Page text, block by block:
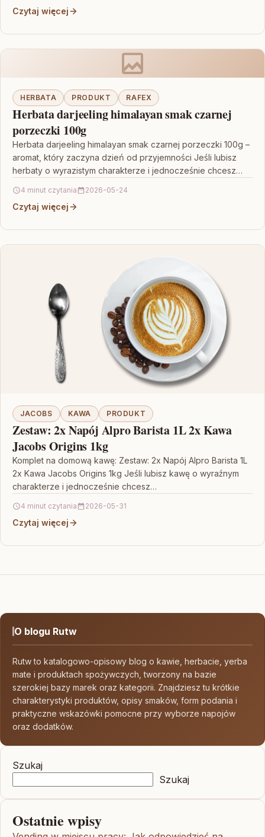
Czytaj więcej
HERBATA PRODUKT RAFEX
Herbata darjeeling himalayan smak czarnej
porzeczki 100g
Herbata darjeeling himalayan smak czarnej porzeczki 100g –
aromat, który zaczyna dzień od przyjemności Jeśli lubisz
herbaty o wyrazistym charakterze i jednocześnie chcesz
4 minut czytania 2026-05-24
Czytaj więcej
JACOBS KAWA PRODUKT
Zestaw: 2x Napój Alpro Barista 1L 2x Kawa
Jacobs Origins 1kg
Komplet na domową kawę: Zestaw: 2x Napój Alpro Barista 1L
2x Kawa Jacobs Origins 1kg Jeśli lubisz kawę o wyraźnym
charakterze i jednocześnie chcesz…
4 minut czytania 2026-05-31
Czytaj więcej
O blogu Rutw
Rutw to katalogowo-opisowy blog o kawie, herbacie, yerba
mate i produktach spożywczych, tworzony na bazie
szerokiej bazy marek oraz kategorii. Znajdziesz tu krótkie
charakterystyki produktów, opisy smaków, form podania i
praktyczne wskazówki pomocne przy wyborze napojów
oraz dodatków.
Szukaj
Szukaj
Ostatnie wpisy